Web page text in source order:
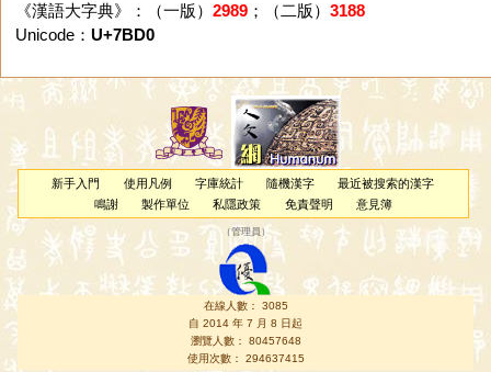
《漢語大字典》：（一版） 2989；（二版） 3188
Unicode： U+7BD0
新手入門 使用凡例 字庫統計 隨機漢字
最近被搜索的漢字
鳴謝
製作單位 私隱政策 免責聲明 意見簿
（管理員 ）
在線人數： 3085
自 2014 年 7 月 8 日起
瀏覽人數： 80457648
使用次數： 294637415